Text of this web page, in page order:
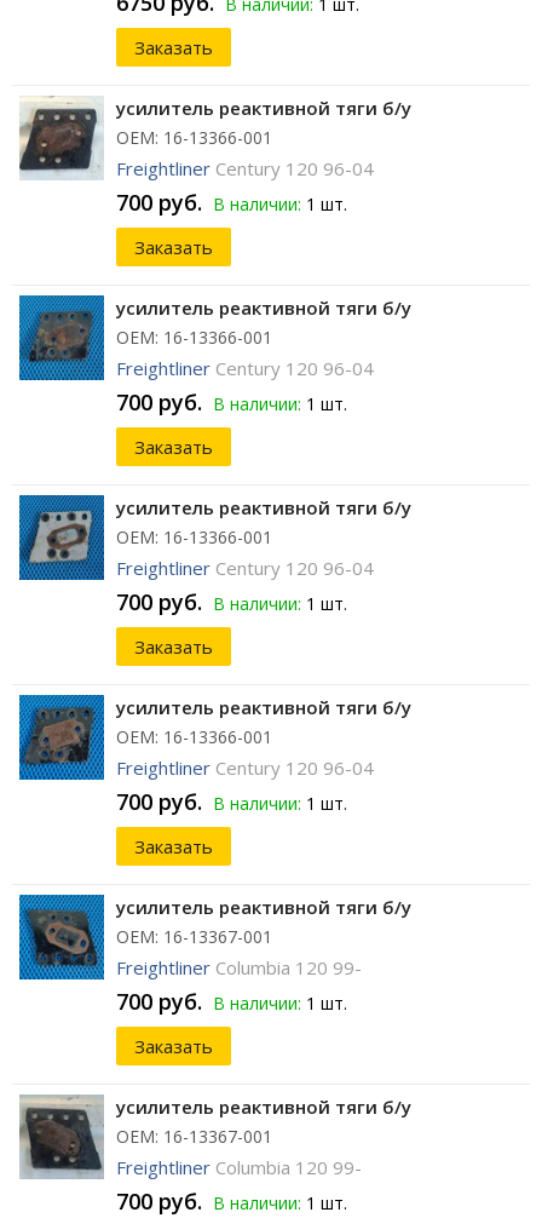
Заказать
усилитель реактивной тяги б/у
ОЕМ: 16-13366-001
Freightliner Century 120 96-04
700 руб. В наличии: 1 шт.
Заказать
усилитель реактивной тяги б/у
ОЕМ: 16-13366-001
Freightliner Century 120 96-04
700 руб. В наличии: 1 шт.
Заказать
усилитель реактивной тяги б/у
ОЕМ: 16-13366-001
Freightliner Century 120 96-04
700 руб. В наличии: 1 шт.
Заказать
усилитель реактивной тяги б/у
ОЕМ: 16-13366-001
Freightliner Century 120 96-04
700 руб. В наличии: 1 шт.
Заказать
усилитель реактивной тяги б/у
ОЕМ: 16-13367-001
Freightliner Columbia 120 99-
700 руб. В наличии: 1 шт.
Заказать
усилитель реактивной тяги б/у
ОЕМ: 16-13367-001
Freightliner Columbia 120 99-
700 руб. В наличии: 1 шт.